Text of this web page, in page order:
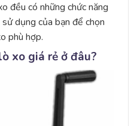
đều có những chức năng
dụng của bạn để chọn
phù hợp.
xo giá rẻ ở đâu?